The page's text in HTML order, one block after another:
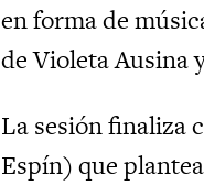
en forma de
de Violeta Ausina
La sesión finaliza
Espín) que